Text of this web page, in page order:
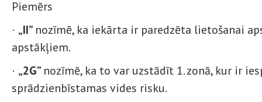
Piemērs
· „II” nozīmē, ka iekārta ir paredzēta lietošanai
apstākļiem.
· „2G” nozīmē, ka to var uzstādīt 1. zonā, kur ir
sprādzienbīstamas vides risku.